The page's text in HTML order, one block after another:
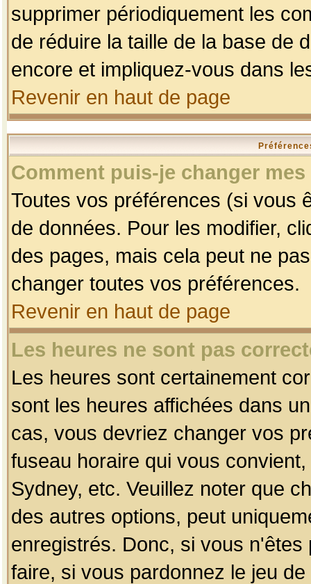
supprimer périodiquement les
de réduire la taille de la base de
encore et impliquez-vous dans
Revenir en haut de page
Comment puis-je changer
Toutes vos préférences (si vous
de données. Pour les modifier,
des pages, mais cela peut ne
changer toutes vos préférences.
Revenir en haut de page
Les heures ne sont pas
Les heures sont certainement
sont les heures affichées dans
cas, vous devriez changer vos
fuseau horaire qui vous
Sydney, etc. Veuillez noter que
des autres options, peut
enregistrés. Donc, si vous
faire, si vous pardonnez le jeu